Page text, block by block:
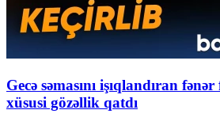
Gecə səmasını işıqlandıran
xüsusi gözəllik qatdı